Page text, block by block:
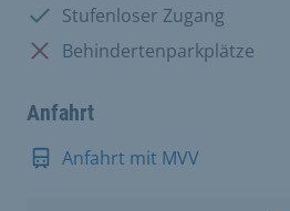
Vorhanden:
Stufenloser Zugang
Nicht vorhanden:
Behindertenparkplätze
Anfahrt
Anfahrt mit MVV